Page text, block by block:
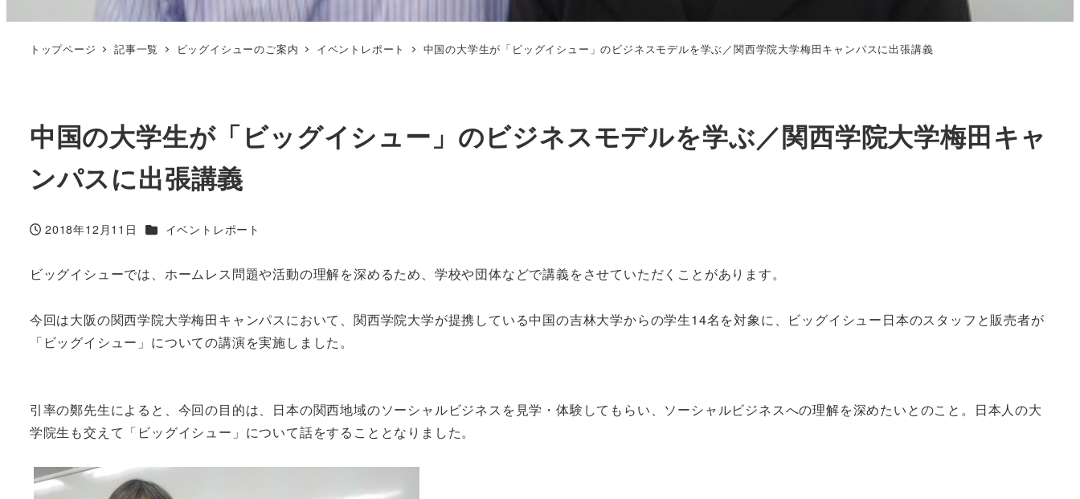
トップページ 記事一覧 ビッグイシューのご案内 イベントレポート 中国の大学生が「ビッグイシュー」のビジネスモデルを学ぶ／関西学院大学梅田キャンパスに出張講義
中国の大学生が「ビッグイシュー」のビジネスモデルを学ぶ／関西学院大学梅田キャ
ンパスに出張講義
投稿日
2018年12月11日 カテゴリー
イベントレポート
ビッグイシューでは、ホームレス問題や活動の理解を深めるため、学校や団体などで講義をさせていただくことがあります。
今回は大阪の関西学院大学梅田キャンパスにおいて、関西学院大学が提携している中国の吉林大学からの学生14名を対象に、ビッグイシュー日本のスタッフと販売者が
「ビッグイシュー」についての講演を実施しました。
引率の鄭先生によると、今回の目的は、日本の関西地域のソーシャルビジネスを見学・体験してもらい、ソーシャルビジネスへの理解を深めたいとのこと。日本人の大
学院生も交えて「ビッグイシュー」について話をすることとなりました。